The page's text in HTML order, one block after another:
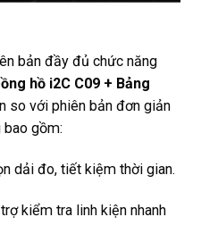
bản đầy đủ chức năng
hồ i2C C09 + Bảng
so với phiên bản đơn giản
bao gồm:
dải đo, tiết kiệm thời gian.
kiểm tra linh kiện nhanh